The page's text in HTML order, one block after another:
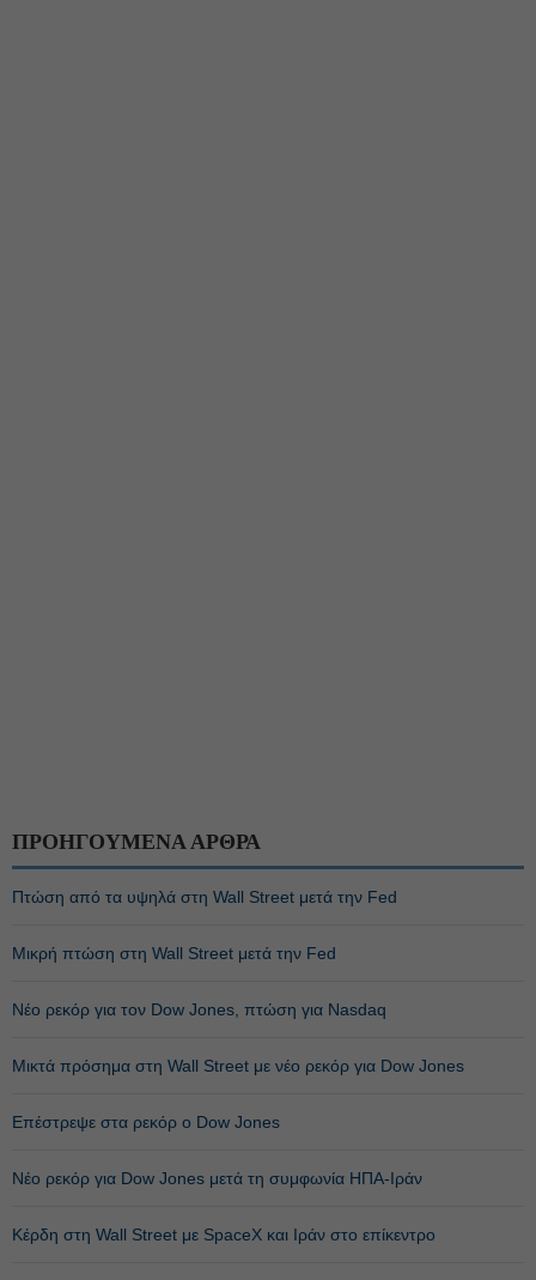
ΠΡΟΗΓΟΥΜΕΝΑ ΑΡΘΡΑ
Πτώση από τα υψηλά στη Wall Street μετά την Fed
Μικρή πτώση στη Wall Street μετά την Fed
Νέο ρεκόρ για τον Dow Jones, πτώση για Nasdaq
Μικτά πρόσημα στη Wall Street με νέο ρεκόρ για Dow Jones
Επέστρεψε στα ρεκόρ ο Dow Jones
Νέο ρεκόρ για Dow Jones μετά τη συμφωνία ΗΠΑ-Ιράν
Κέρδη στη Wall Street με SpaceX και Ιράν στο επίκεντρο